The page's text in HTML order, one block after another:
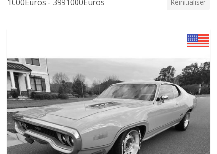
1000Euros - 3991000Euros Réinitialiser